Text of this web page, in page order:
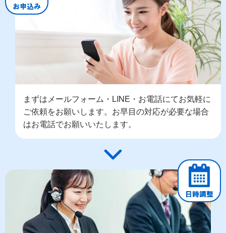
まずはメールフォーム・LINE・お電話にてお気軽に
ご依頼をお願いします。お早目の対応が必要な場合
はお電話でお願いいたします。